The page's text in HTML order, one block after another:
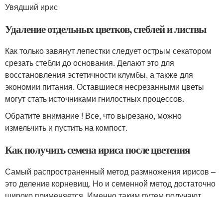
Увядший ирис
Удаление отдельных цветков, стеблей и листвы
Как только завянут лепестки следует острым секатором
срезать стебли до основания. Делают это для
восстановления эстетичности клумбы, а также для
экономии питания. Оставшиеся несрезанными цветы
могут стать источниками гнилостных процессов.
Обратите внимание ! Все, что вырезано, можно
измельчить и пустить на компост.
Как получить семена ириса после цветения
Самый распространенный метод размножения ирисов –
это деление корневищ. Но и семенной метод достаточно